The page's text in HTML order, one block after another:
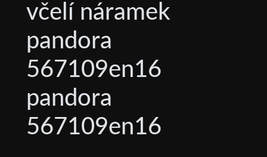
včelí náramek
pandora
567109en16
pandora
567109en16